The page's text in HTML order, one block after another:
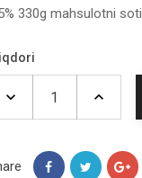
330g mahsulotni